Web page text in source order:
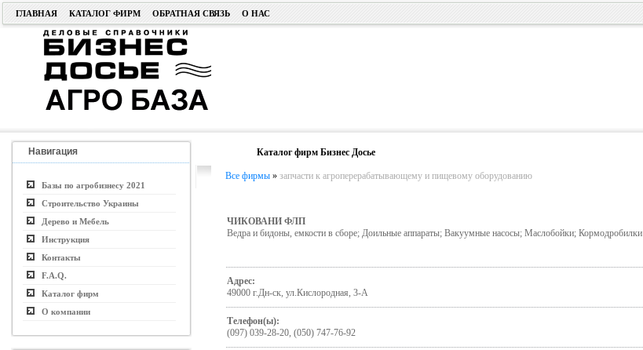
ГЛАВНАЯ КАТАЛОГ ФИРМ ОБРАТНАЯ СВЯЗЬ О НАС
Навигация
Базы по агробизнесу 2021
Строительство Украины
Дерево и Мебель
Инструкция
Контакты
F.A.Q.
Каталог фирм
О компании
Каталог фирм Бизнес Досье
Все фирмы» запчасти к агроперерабатывающему и пищевому оборудованию
ЧИКОВАНИ ФЛП
Ведра и бидоны, емкости в сборе; Доильные аппараты; Вакуумные насосы; Маслобойки; Кормодробилки
Адрес:
49000 г.Дн-ск, ул.Кислородная, 3-А
Телефон(ы):
(097) 039-28-20, (050) 747-76-92